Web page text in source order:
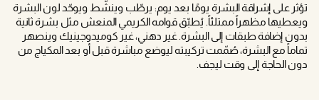
تؤثر على إشراقة البشرة يومًا بعد يوم: يرطّب وينشّط ويوحّد لون البشرة
ويعطيها مظهراً ممتلئاً. يُطبّق قوامه الكريمي المنعش مثل بشرة ثانية
بدون إضافة طبقات إلى البشرة. غير دهني، غير كوميدوجينيك وينصهر
تماماً مع البشرة، صُمّمت تركيبته ليوضع مباشرة قبل أو بعد المكياج من
دون الحاجة إلى وقت ليجف.